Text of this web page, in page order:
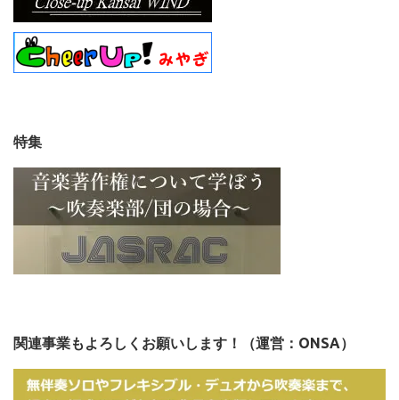
特集
関連事業もよろしくお願いします！（運営：ONSA）